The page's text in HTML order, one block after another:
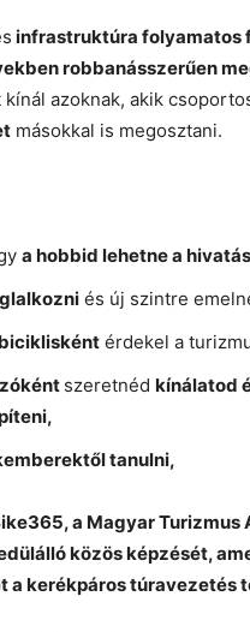
infrastruktúra folyamatos
robbanásszerűen
azoknak, akik
másokkal is megosztani.
a hobbid lehetne a
és új szintre
érdekel a
szeretnéd kínálatod
tanulni,
a Magyar Turizmus
közös képzését,
a kerékpáros túravezetés